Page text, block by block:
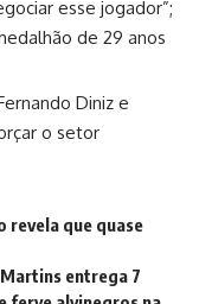
Diniz e
o setor
revela que quase
entrega 7